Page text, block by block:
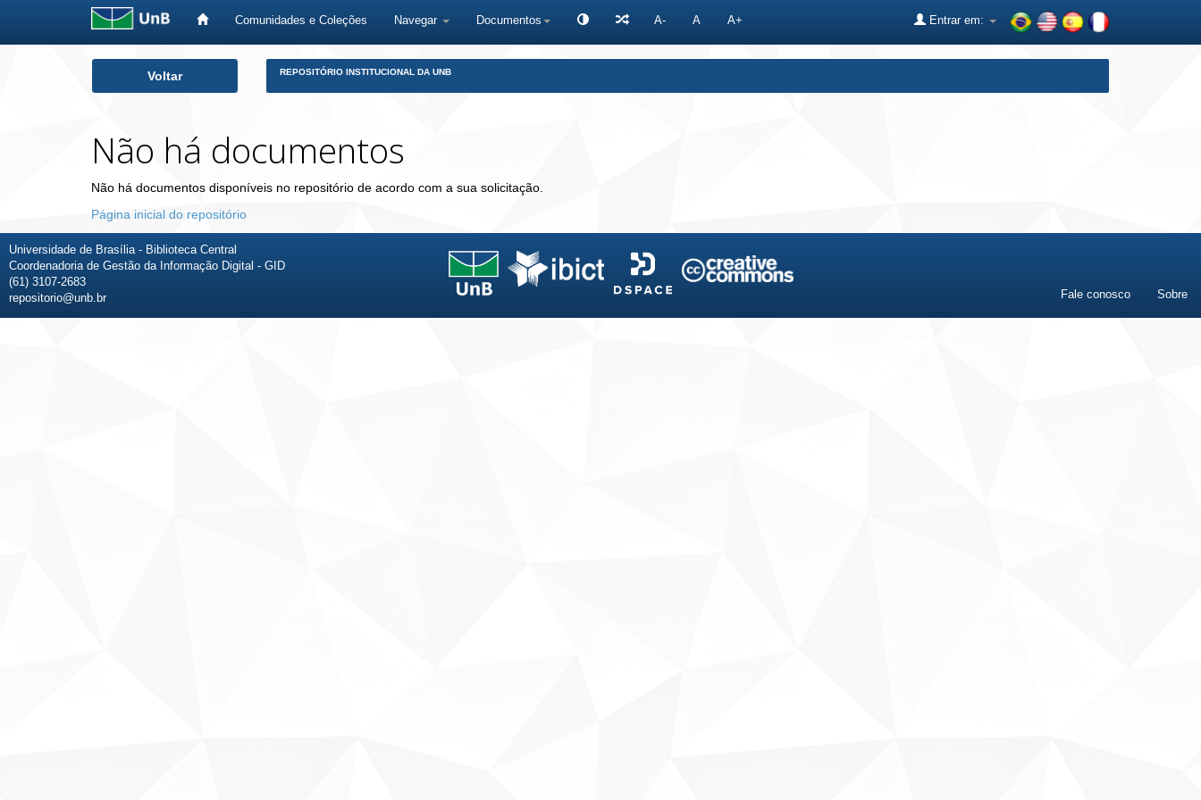
Comunidades e Coleções Navegar Documentos A- A A+ Entrar em:
Voltar REPOSITÓRIO INSTITUCIONAL DA UNB
Não há documentos
Não há documentos disponíveis no repositório de acordo com a sua solicitação.
Página inicial do repositório
Universidade de Brasília - Biblioteca Central
Coordenadoria de Gestão da Informação Digital - GID
(61) 3107-2683
repositorio@unb.br
Fale conosco Sobre